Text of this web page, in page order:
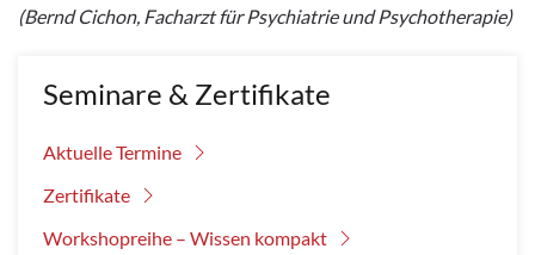
(Bernd Cichon, Facharzt für Psychiatrie und Psychotherapie)
Seminare & Zertifikate
Aktuelle Termine
Zertifikate
Workshopreihe – Wissen kompakt